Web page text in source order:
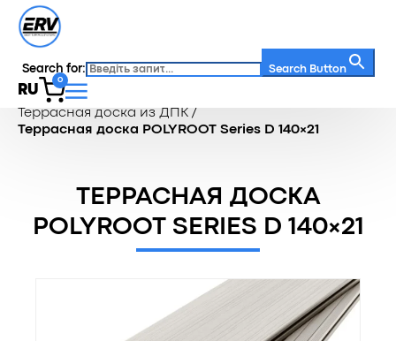
Search for: Search Button
RU
0
Главная / Каталог
Террасная доска из ДПК /
Террасная доска POLYROOT Series D 140×21
ТЕРРАСНАЯ ДОСКА
POLYROOT SERIES D 140×21